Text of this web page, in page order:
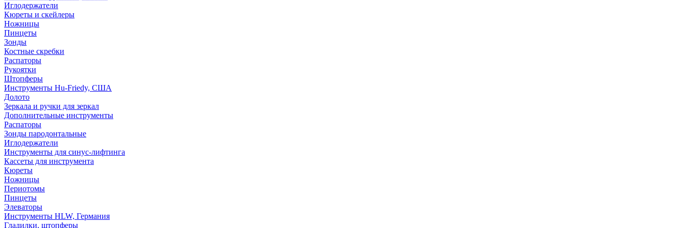
Иглодержатели
Кюреты и скейлеры
Ножницы
Пинцеты
Зонды
Костные скребки
Распаторы
Рукоятки
Штопферы
Инструменты Hu-Friedy, США
Долото
Зеркала и ручки для зеркал
Дополнительные инструменты
Распаторы
Зонды пародонтальные
Иглодержатели
Инструменты для синус-лифтинга
Кассеты для инструмента
Кюреты
Ножницы
Периотомы
Пинцеты
Элеваторы
Инструменты HLW, Германия
Гладилки, штопферы